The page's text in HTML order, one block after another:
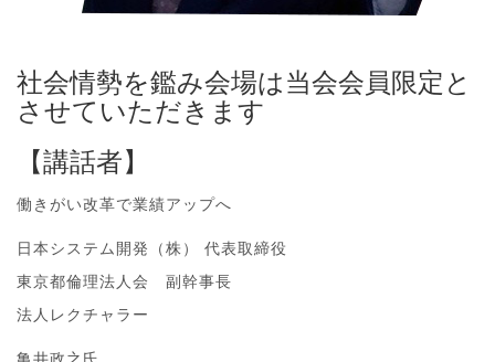
社会情勢を鑑み会場は当会会員限定と
させていただきます
【講話者】
働きがい改革で業績アップへ
日本システム開発（株） 代表取締役
東京都倫理法人会 副幹事長
法人レクチャラー